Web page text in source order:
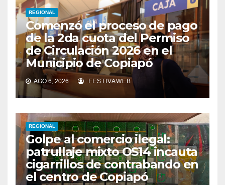
REGIONAL
Comenzó el proceso de pago
de la 2da cuota del Permiso
de Circulación 2026 en el
Municipio de Copiapó
AGO 6, 2026 FESTIVAWEB
REGIONAL
Golpe al comercio ilegal:
patrullaje mixto OS14 incauta
cigarrillos de contrabando en
el centro de Copiapó